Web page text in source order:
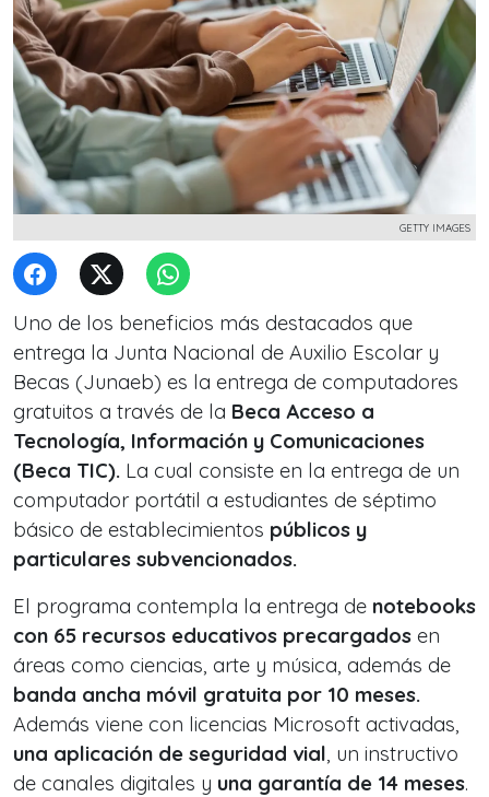
GETTY IMAGES
Uno de los beneficios más destacados que
entrega la Junta Nacional de Auxilio Escolar y
Becas (Junaeb) es la entrega de computadores
gratuitos a través de la Beca Acceso a
Tecnología, Información y Comunicaciones
(Beca TIC). La cual consiste en la entrega de un
computador portátil a estudiantes de séptimo
básico de establecimientos públicos y
particulares subvencionados.
El programa contempla la entrega de notebooks
con 65 recursos educativos precargados en
áreas como ciencias, arte y música, además de
banda ancha móvil gratuita por 10 meses.
Además viene con licencias Microsoft activadas,
una aplicación de seguridad vial, un instructivo
de canales digitales y una garantía de 14 meses.